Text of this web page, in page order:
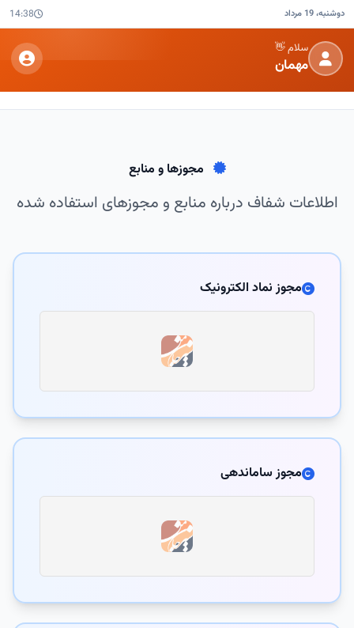
دوشنبه، 19 مرداد 14:38
سلام 👋
مهمان
مجوزها و منابع
اطلاعات شفاف درباره منابع و مجوزهای استفاده شده
مجوز نماد الکترونیک
مجوز ساماندهی